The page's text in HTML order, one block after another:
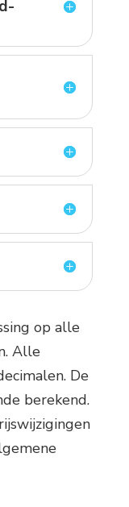
op alle
Alle
De
berekend.